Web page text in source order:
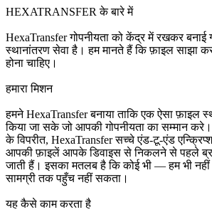
HEXATRANSFER के बारे में
HexaTransfer गोपनीयता को केंद्र में रखकर बनाई
स्थानांतरण सेवा है। हम मानते हैं कि फ़ाइल साझा
होना चाहिए।
हमारा मिशन
हमने HexaTransfer बनाया ताकि एक ऐसा फ़ाइल
किया जा सके जो आपकी गोपनीयता का सम्मान
के विपरीत, HexaTransfer सच्चे एंड-टू-एंड
आपकी फ़ाइलें आपके डिवाइस से निकलने से पहले
जाती हैं। इसका मतलब है कि कोई भी — हम भी
सामग्री तक पहुँच नहीं सकता।
यह कैसे काम करता है